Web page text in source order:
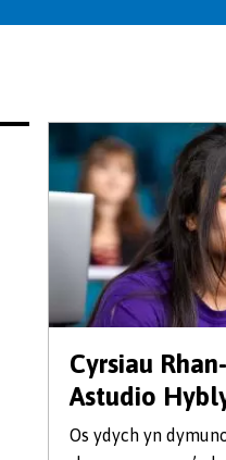
Cyrsiau
Astudio
Os ydych yn